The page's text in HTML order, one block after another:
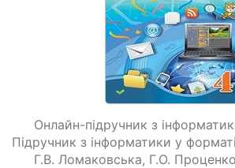
Онлайн-підручник з
Підручник з інформатики у
Г.В. Ломаковська, Г.О. Проценко